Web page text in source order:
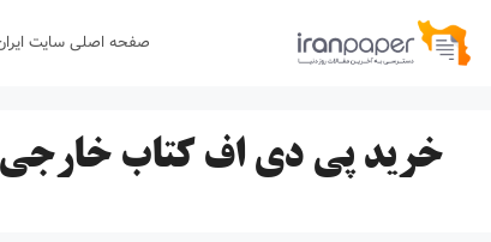
پرش
صفحه اصلی سایت
خرید پی دی اف کتاب خارجی